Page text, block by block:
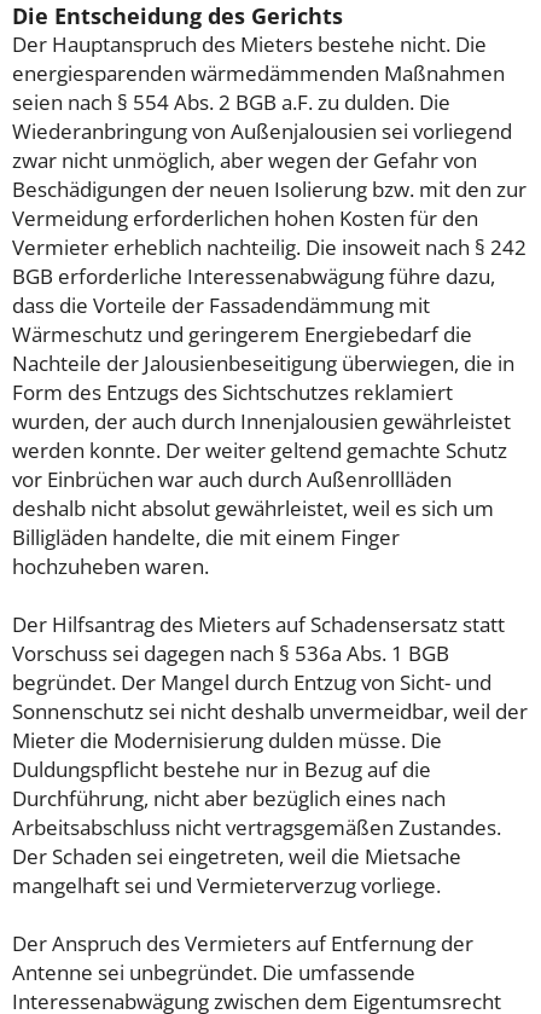
Die Entscheidung des Gerichts
Der Hauptanspruch des Mieters bestehe nicht. Die
energiesparenden wärmedämmenden Maßnahmen
seien nach § 554 Abs. 2 BGB a.F. zu dulden. Die
Wiederanbringung von Außenjalousien sei vorliegend
zwar nicht unmöglich, aber wegen der Gefahr von
Beschädigungen der neuen Isolierung bzw. mit den zur
Vermeidung erforderlichen hohen Kosten für den
Vermieter erheblich nachteilig. Die insoweit nach § 242
BGB erforderliche Interessenabwägung führe dazu,
dass die Vorteile der Fassadendämmung mit
Wärmeschutz und geringerem Energiebedarf die
Nachteile der Jalousienbeseitigung überwiegen, die in
Form des Entzugs des Sichtschutzes reklamiert
wurden, der auch durch Innenjalousien gewährleistet
werden konnte. Der weiter geltend gemachte Schutz
vor Einbrüchen war auch durch Außenrollläden
deshalb nicht absolut gewährleistet, weil es sich um
Billigläden handelte, die mit einem Finger
hochzuheben waren.
Der Hilfsantrag des Mieters auf Schadensersatz statt
Vorschuss sei dagegen nach § 536a Abs. 1 BGB
begründet. Der Mangel durch Entzug von Sicht- und
Sonnenschutz sei nicht deshalb unvermeidbar, weil der
Mieter die Modernisierung dulden müsse. Die
Duldungspflicht bestehe nur in Bezug auf die
Durchführung, nicht aber bezüglich eines nach
Arbeitsabschluss nicht vertragsgemäßen Zustandes.
Der Schaden sei eingetreten, weil die Mietsache
mangelhaft sei und Vermieterverzug vorliege.
Der Anspruch des Vermieters auf Entfernung der
Antenne sei unbegründet. Die umfassende
Interessenabwägung zwischen dem Eigentumsrecht